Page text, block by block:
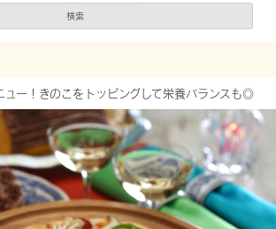
検索
ュー！きのこをトッピングして栄養バランスも◎